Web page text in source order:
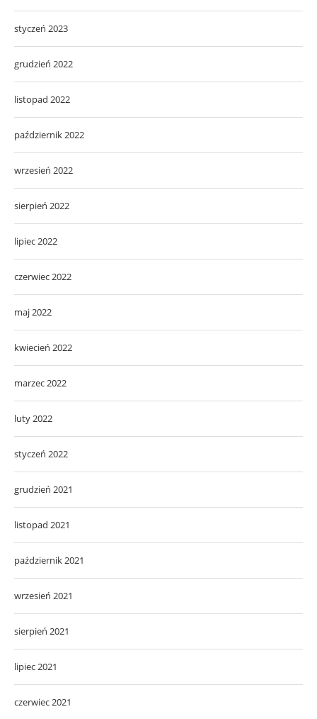
styczeń 2023
grudzień 2022
listopad 2022
październik 2022
wrzesień 2022
sierpień 2022
lipiec 2022
czerwiec 2022
maj 2022
kwiecień 2022
marzec 2022
luty 2022
styczeń 2022
grudzień 2021
listopad 2021
październik 2021
wrzesień 2021
sierpień 2021
lipiec 2021
czerwiec 2021